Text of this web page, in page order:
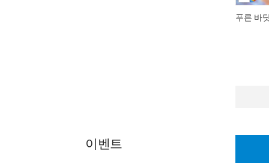
푸른 바
이벤트